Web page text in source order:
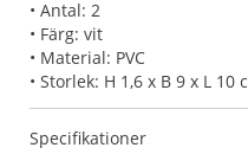
• Antal: 2
• Färg: vit
• Material: PVC
• Storlek: H 1,6 x B 9 x L 10
Specifikationer